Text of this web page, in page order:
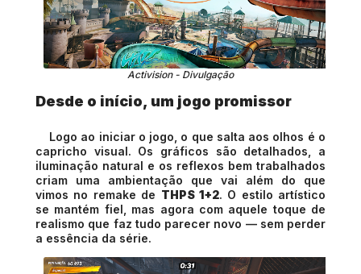
Activision - Divulgação
Desde o início, um jogo promissor
Logo ao iniciar o jogo, o que salta aos olhos é o
capricho visual. Os gráficos são detalhados, a
iluminação natural e os reflexos bem trabalhados
criam uma ambientação que vai além do que
vimos no remake de THPS 1+2. O estilo artístico
se mantém fiel, mas agora com aquele toque de
realismo que faz tudo parecer novo — sem perder
a essência da série.